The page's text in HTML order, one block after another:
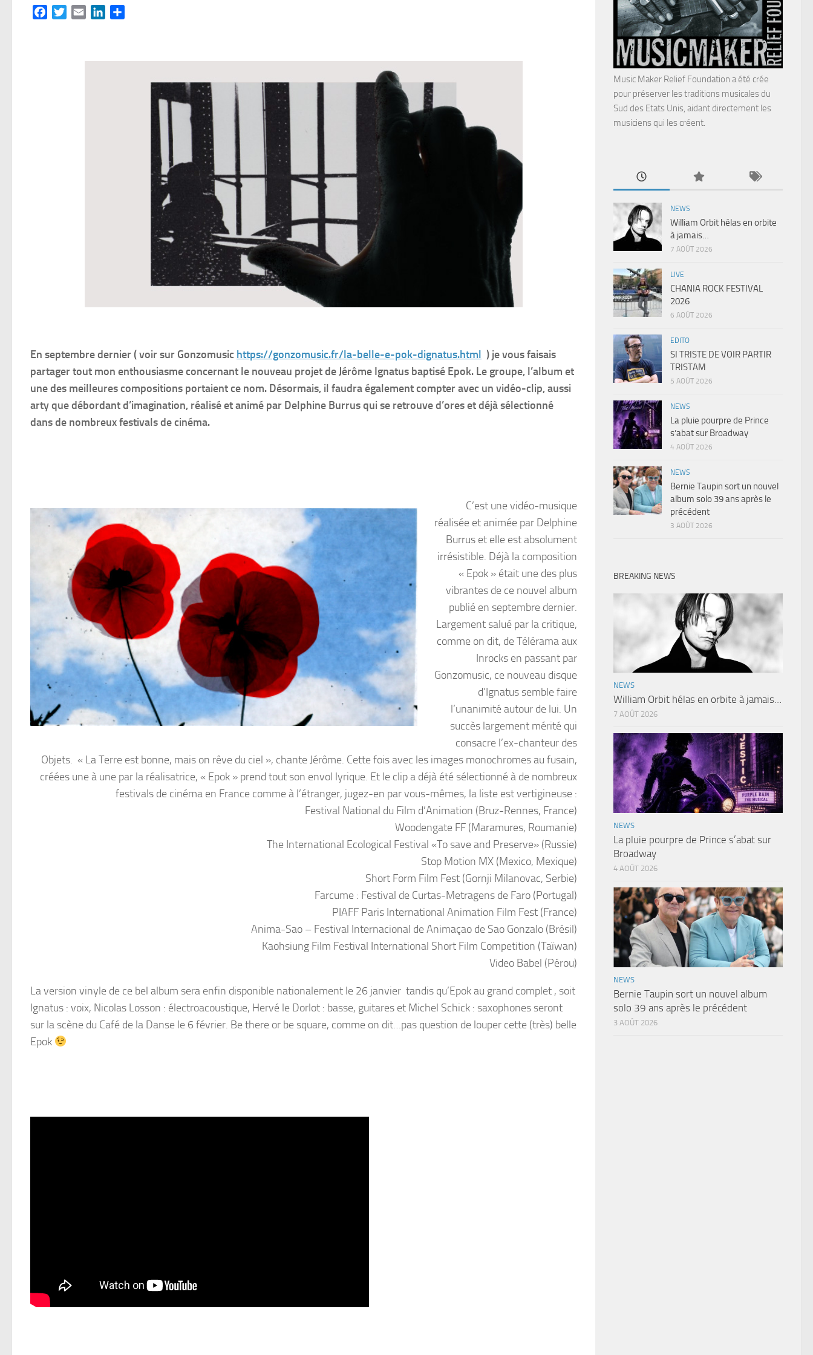
FacebookTwitterEmail LinkedIn
En septembre dernier ( voir sur Gonzomusic https://gonzomusic.fr/la-belle-e-pok-dignatus.html ) je vous faisais
partager tout mon enthousiasme concernant le nouveau projet de Jérôme Ignatus baptisé Epok. Le groupe, l’album et
une des meilleures compositions portaient ce nom. Désormais, il faudra également compter avec un vidéo-clip, aussi
arty que débordant d’imagination, réalisé et animé par Delphine Burrus qui se retrouve d’ores et déjà sélectionné
dans de nombreux festivals de cinéma.
C’est une vidéo-musique
réalisée et animée par Delphine
Burrus et elle est absolument
irrésistible. Déjà la composition
« Epok » était une des plus
vibrantes de ce nouvel album
publié en septembre dernier.
Largement salué par la critique,
comme on dit, de Télérama aux
Inrocks en passant par
Gonzomusic, ce nouveau disque
d’Ignatus semble faire
l’unanimité autour de lui. Un
succès largement mérité qui
consacre l’ex-chanteur des
Objets. « La Terre est bonne, mais on rêve du ciel », chante Jérôme. Cette fois avec les images monochromes au fusain,
créées une à une par la réalisatrice, « Epok » prend tout son envol lyrique. Et le clip a déjà été sélectionné à de nombreux
festivals de cinéma en France comme à l’étranger, jugez-en par vous-mêmes, la liste est vertigineuse :
Festival National du Film d’Animation (Bruz-Rennes, France)
Woodengate FF (Maramures, Roumanie)
The International Ecological Festival «To save and Preserve» (Russie)
Stop Motion MX (Mexico, Mexique)
Short Form Film Fest (Gornji Milanovac, Serbie)
Farcume : Festival de Curtas-Metragens de Faro (Portugal)
PIAFF Paris International Animation Film Fest (France)
Anima-Sao – Festival Internacional de Animaçao de Sao Gonzalo (Brésil)
Kaohsiung Film Festival International Short Film Competition (Taïwan)
Video Babel (Pérou)
La version vinyle de ce bel album sera enfin disponible nationalement le 26 janvier tandis qu’Epok au grand complet , soit
Ignatus : voix, Nicolas Losson : électroacoustique, Hervé le Dorlot : basse, guitares et Michel Schick : saxophones seront
sur la scène du Café de la Danse le 6 février. Be there or be square, comme on dit…pas question de louper cette (très) belle
Epok
Music Maker Relief Foundation a été crée
pour préserver les traditions musicales du
Sud des Etats Unis, aidant directement les
musiciens qui les créent.
NEWS
William Orbit hélas en orbite
à jamais…
7 AOÛT 2026
LIVE
CHANIA ROCK FESTIVAL
2026
6 AOÛT 2026
EDITO
SI TRISTE DE VOIR PARTIR
TRISTAM
5 AOÛT 2026
NEWS
La pluie pourpre de Prince
s’abat sur Broadway
4 AOÛT 2026
NEWS
Bernie Taupin sort un nouvel
album solo 39 ans après le
précédent
3 AOÛT 2026
BREAKING NEWS
NEWS
William Orbit hélas en orbite à jamais…
7 AOÛT 2026
NEWS
La pluie pourpre de Prince s’abat sur
Broadway
4 AOÛT 2026
NEWS
Bernie Taupin sort un nouvel album
solo 39 ans après le précédent
3 AOÛT 2026